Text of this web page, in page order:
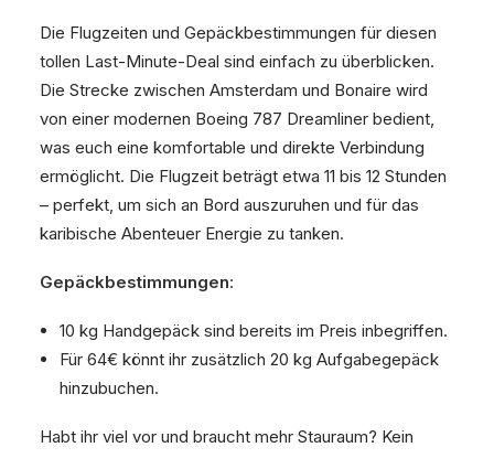
Die Flugzeiten und Gepäckbestimmungen für diesen
tollen Last-Minute-Deal sind einfach zu überblicken.
Die Strecke zwischen Amsterdam und Bonaire wird
von einer modernen Boeing 787 Dreamliner bedient,
was euch eine komfortable und direkte Verbindung
ermöglicht. Die Flugzeit beträgt etwa 11 bis 12 Stunden
– perfekt, um sich an Bord auszuruhen und für das
karibische Abenteuer Energie zu tanken.
Gepäckbestimmungen:
10 kg Handgepäck sind bereits im Preis inbegriffen.
Für 64€ könnt ihr zusätzlich 20 kg Aufgabegepäck
hinzubuchen.
Habt ihr viel vor und braucht mehr Stauraum? Kein